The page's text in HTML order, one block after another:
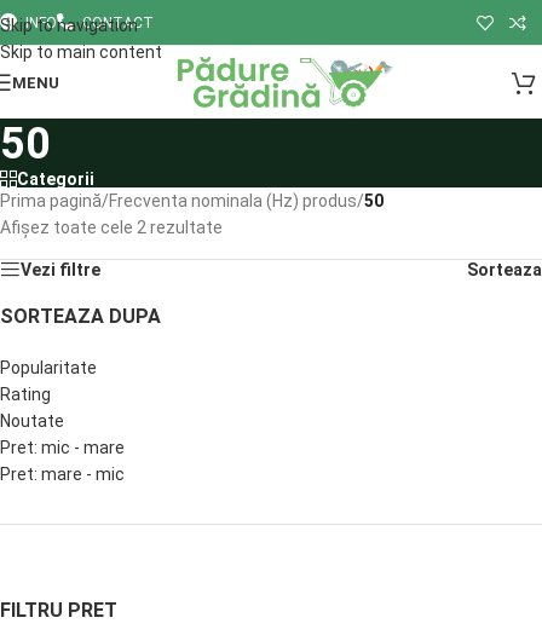
Skip to navigation
Skip to main content
INFO CONTACT
MENU
50
Categorii
Prima pagină/Frecventa nominala (Hz) produs/50
Afișez toate cele 2 rezultate
Vezi filtre Sorteaza
SORTEAZA DUPA
Popularitate
Rating
Noutate
Pret: mic - mare
Pret: mare - mic
FILTRU PRET